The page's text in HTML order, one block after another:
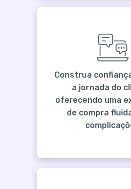
Construa
a jornada do
oferecendo uma
de compra